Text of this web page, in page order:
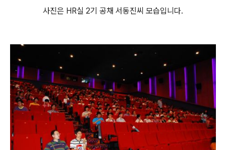
사진은 HR실 2기 공채 서동진씨 모습입니다.